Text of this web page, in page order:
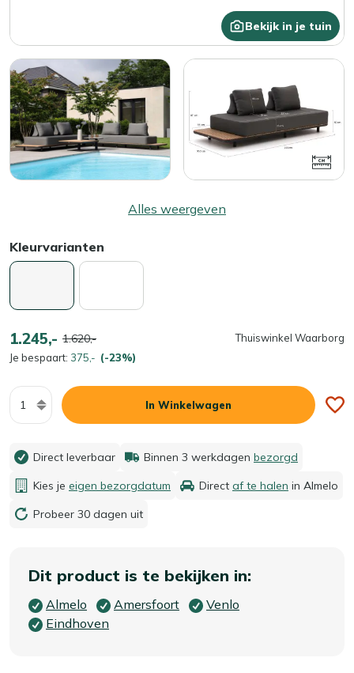
Bekijk in je tuin
Alles weergeven
Kleurvarianten
1.245,- 1.620,-
Je bespaart: 375,- (-23%)
Thuiswinkel Waarborg
Aantal
In Winkelwagen
Direct leverbaar Binnen 3 werkdagen bezorgd
Kies je eigen bezorgdatum Direct af te halen in Almelo
Probeer 30 dagen uit
Dit product is te bekijken in:
Almelo Amersfoort
Venlo
Eindhoven